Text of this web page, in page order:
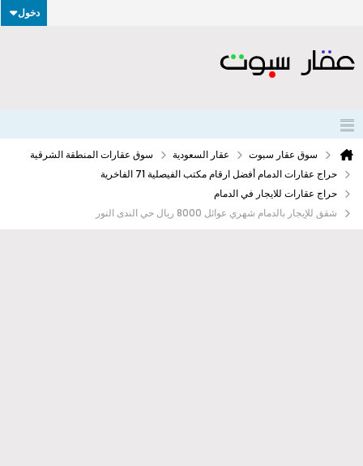
دخول
سوق عقار سبوت عقار السعودية
سوق عقارات المنطقة الشرقية
حراج عقارات الدمام أفضل ارقام مكتب الفيصلية 71 الفاخرية
حراج عقارات للايجار في الدمام
شقق للإيجار بالدمام شهري عوائل 8000 ريال حي الندى النور